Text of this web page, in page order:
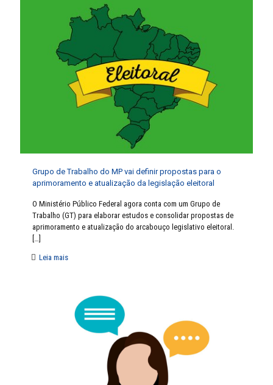
Grupo de Trabalho do MP vai definir propostas para o
aprimoramento e atualização da legislação eleitoral
O Ministério Público Federal agora conta com um Grupo de
Trabalho (GT) para elaborar estudos e consolidar propostas de
aprimoramento e atualização do arcabouço legislativo eleitoral.
Leia mais